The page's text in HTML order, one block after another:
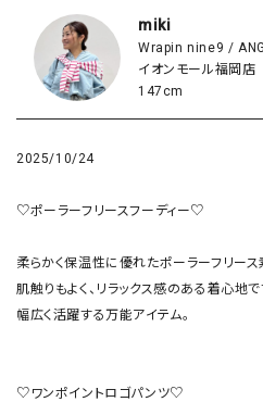
miki
Wrapin nine9 /
イオンモール福岡店
147cm
2025/10/24
♡ポーラーフリースフーディー♡
柔らかく保温性に優れたポーラーフリー
肌触りもよく、リラックス感のある着心地
幅広く活躍する万能アイテム。
♡ワンポイントロゴパンツ♡